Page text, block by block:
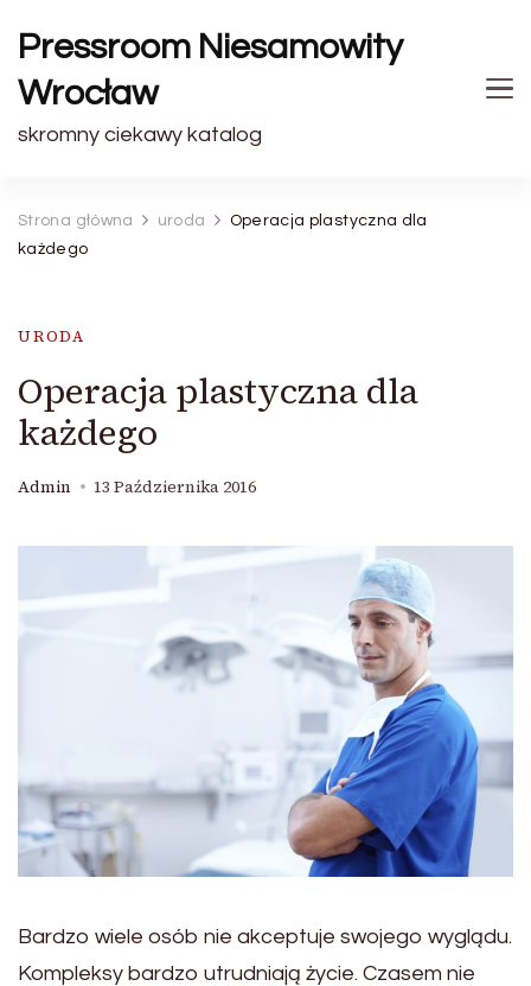
Pressroom Niesamowity
Wrocław
skromny ciekawy katalog
Strona główna uroda
Operacja plastyczna dla
każdego
URODA
Operacja plastyczna dla
każdego
Admin 13 Października 2016
Bardzo wiele osób nie akceptuje swojego wyglądu.
Kompleksy bardzo utrudniają życie. Czasem nie